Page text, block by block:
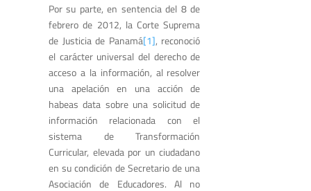
Por su parte, en sentencia del 8 de
febrero de 2012, la Corte Suprema
de Justicia de Panamá[1], reconoció
el carácter universal del derecho de
acceso a la información, al resolver
una apelación en una acción de
habeas data sobre una solicitud de
información relacionada con el
sistema de Transformación
Curricular, elevada por un ciudadano
en su condición de Secretario de una
Asociación de Educadores. Al no